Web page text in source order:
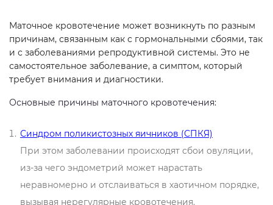
Маточное кровотечение может возникнуть по разным
причинам, связанным как с гормональными сбоями, так
и с заболеваниями репродуктивной системы. Это не
самостоятельное заболевание, а симптом, который
требует внимания и диагностики.
Основные причины маточного кровотечения:
Синдром поликистозных яичников (СПКЯ)
При этом заболевании происходят сбои овуляции,
из-за чего эндометрий может нарастать
неравномерно и отслаиваться в хаотичном порядке,
вызывая нерегулярные кровотечения.